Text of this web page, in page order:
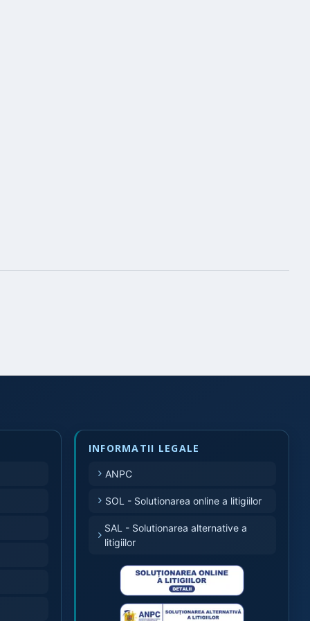
INFORMATII LEGALE
ANPC
SOL - Solutionarea online a litigiilor
SAL - Solutionarea alternative a
litigiilor